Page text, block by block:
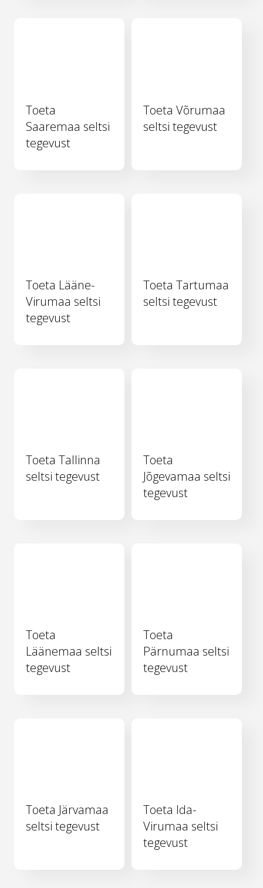
Toeta
Saaremaa seltsi
tegevust
Toeta Võrumaa
seltsi tegevust
Toeta Lääne-
Virumaa seltsi
tegevust
Toeta Tartumaa
seltsi tegevust
Toeta Tallinna
seltsi tegevust
Toeta
Jõgevamaa seltsi
tegevust
Toeta
Läänemaa seltsi
tegevust
Toeta
Pärnumaa seltsi
tegevust
Toeta Järvamaa
seltsi tegevust
Toeta Ida-
Virumaa seltsi
tegevust